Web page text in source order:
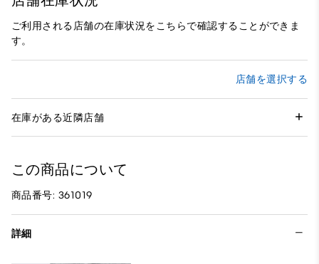
ご利用される店舗の在庫状況をこちらで確認することができま
す。
店舗を選択する
在庫がある近隣店舗
この商品について
商品番号: 361019
詳細